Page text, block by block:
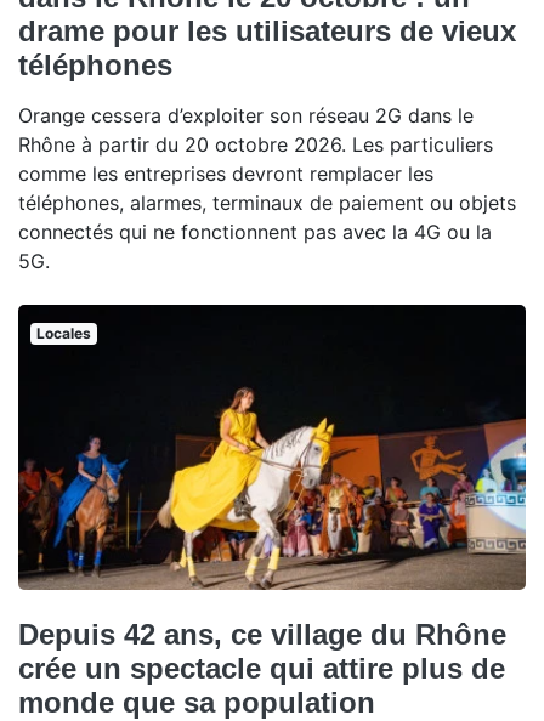
drame pour les utilisateurs de vieux
téléphones
Orange cessera d’exploiter son réseau 2G dans le
Rhône à partir du 20 octobre 2026. Les particuliers
comme les entreprises devront remplacer les
téléphones, alarmes, terminaux de paiement ou objets
connectés qui ne fonctionnent pas avec la 4G ou la
5G.
Locales
Depuis 42 ans, ce village du Rhône
crée un spectacle qui attire plus de
monde que sa population